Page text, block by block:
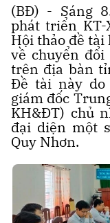
(BĐ) - Sáng
phát triển KT-
Hội thảo đề tài
về chuyển
trên địa bàn
Đề tài này do
giám đốc
KH&ĐT) chủ
đại diện một
Quy Nhơn.